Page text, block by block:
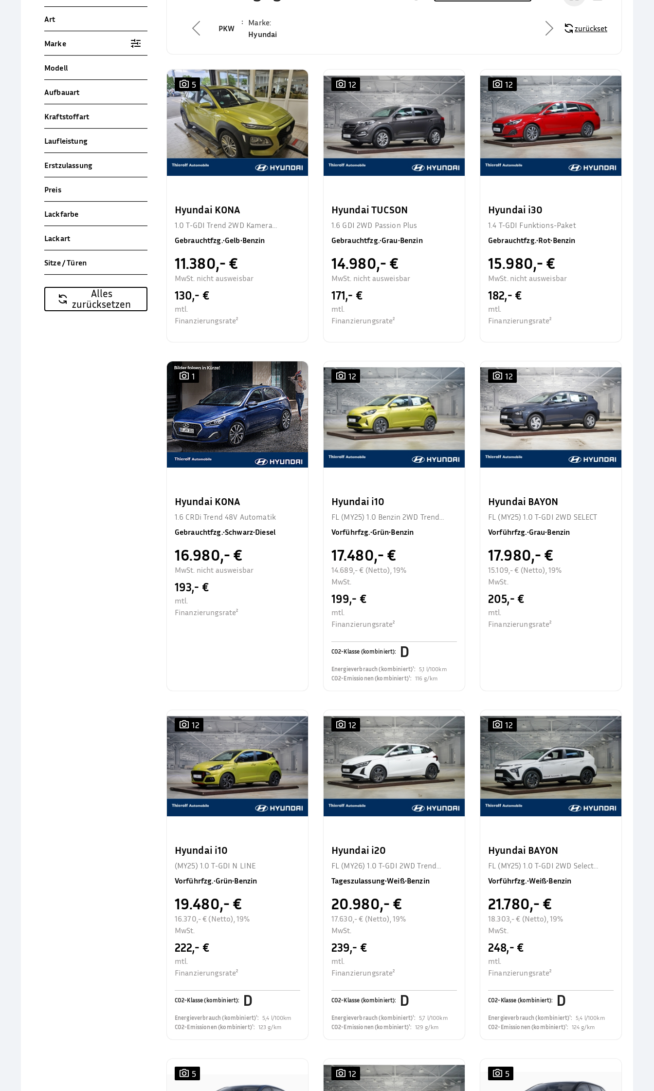
Art
Marke
Modell
Aufbauart
Kraftstoffart
Laufleistung
Erstzulassung
Preis
Lackfarbe
Lackart
Sitze / Türen
Alles
zurücksetzen
PKW
Marke:
Hyundai
zurücksetzen
5
Hyundai KONA
1.0 T-GDI Trend 2WD Kamera
Allwetter Sitzhzg.
Gebrauchtfzg.•Gelb•Benzin
11.380,- €
MwSt. nicht ausweisbar
130,- €
mtl.
Finanzierungsrate²
12
Hyundai TUCSON
1.6 GDI 2WD Passion Plus
Gebrauchtfzg.•Grau•Benzin
14.980,- €
MwSt. nicht ausweisbar
171,- €
mtl.
Finanzierungsrate²
12
Hyundai i30
1.4 T-GDI Funktions-Paket
Gebrauchtfzg.•Rot•Benzin
15.980,- €
MwSt. nicht ausweisbar
182,- €
mtl.
Finanzierungsrate²
1
Hyundai KONA
1.6 CRDi Trend 48V Automatik
Gebrauchtfzg.•Schwarz•Diesel
16.980,- €
MwSt. nicht ausweisbar
193,- €
mtl.
Finanzierungsrate²
12
Hyundai i10
FL (MY25) 1.0 Benzin 2WD Trend
Komfortpaket
Vorführfzg.•Grün•Benzin
17.480,- €
14.689,- € (Netto), 19%
MwSt.
199,- €
mtl.
Finanzierungsrate²
CO2-Klasse (kombiniert): D
Energieverbrauch (kombiniert)¹: 5,1 l/100km
CO2-Emissionen (kombiniert)¹: 116 g/km
12
Hyundai BAYON
FL (MY25) 1.0 T-GDI 2WD SELECT
Vorführfzg.•Grau•Benzin
17.980,- €
15.109,- € (Netto), 19%
MwSt.
205,- €
mtl.
Finanzierungsrate²
12
Hyundai i10
(MY25) 1.0 T-GDI N LINE
Vorführfzg.•Grün•Benzin
19.480,- €
16.370,- € (Netto), 19%
MwSt.
222,- €
mtl.
Finanzierungsrate²
CO2-Klasse (kombiniert): D
Energieverbrauch (kombiniert)¹: 5,4 l/100km
CO2-Emissionen (kombiniert)¹: 123 g/km
12
Hyundai i20
FL (MY26) 1.0 T-GDI 2WD Trend
Rückfahrkamera
Tageszulassung•Weiß•Benzin
20.980,- €
17.630,- € (Netto), 19%
MwSt.
239,- €
mtl.
Finanzierungsrate²
CO2-Klasse (kombiniert): D
Energieverbrauch (kombiniert)¹: 5,7 l/100km
CO2-Emissionen (kombiniert)¹: 129 g/km
12
Hyundai BAYON
FL (MY25) 1.0 T-GDI 2WD Select
Rückfahrkamer
Vorführfzg.•Weiß•Benzin
21.780,- €
18.303,- € (Netto), 19%
MwSt.
248,- €
mtl.
Finanzierungsrate²
CO2-Klasse (kombiniert): D
Energieverbrauch (kombiniert)¹:5,4 l/100km
CO2-Emissionen (kombiniert)¹: 124 g/km
5 12 5